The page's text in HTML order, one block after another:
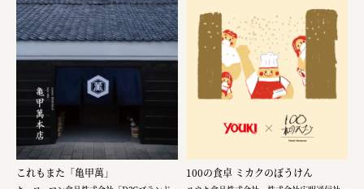
これもまた「亀甲萬」 100の食卓 ミカクのぼうけん